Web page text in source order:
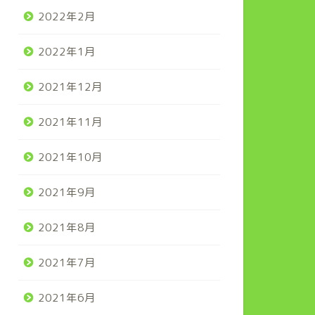
2022年2月
2022年1月
2021年12月
2021年11月
2021年10月
2021年9月
2021年8月
2021年7月
2021年6月